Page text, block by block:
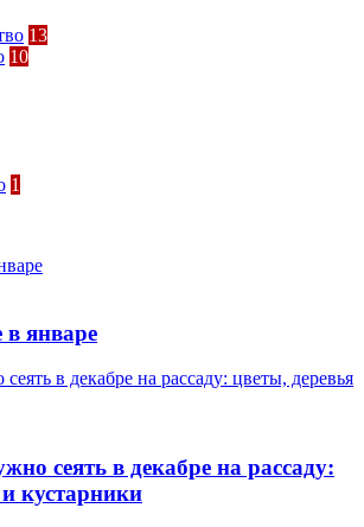
13
10
1
в январе
в декабре на рассаду: цветы, деревья
сеять в декабре на рассаду:
кустарники